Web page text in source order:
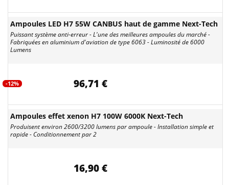
Ampoules LED H7 55W CANBUS haut de gamme Next-Tech
Puissant système anti-erreur - L'une des meilleures ampoules du marché -
Fabriquées en aluminium d'aviation de type 6063 - Luminosité de 6000
Lumens
-12% 96,71 €
Ampoules effet xenon H7 100W 6000K Next-Tech
Produisent environ 2600/3200 lumens par ampoule - Installation simple et
rapide - Conditionnement par 2
16,90 €